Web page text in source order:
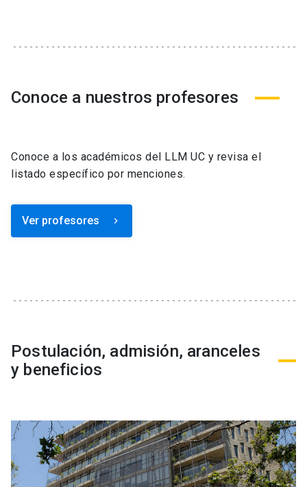
Conoce a nuestros profesores
Conoce a los académicos del LLM UC y revisa el
listado específico por menciones.
Ver profesores keyboard_arrow_right
Postulación, admisión, aranceles
y beneficios